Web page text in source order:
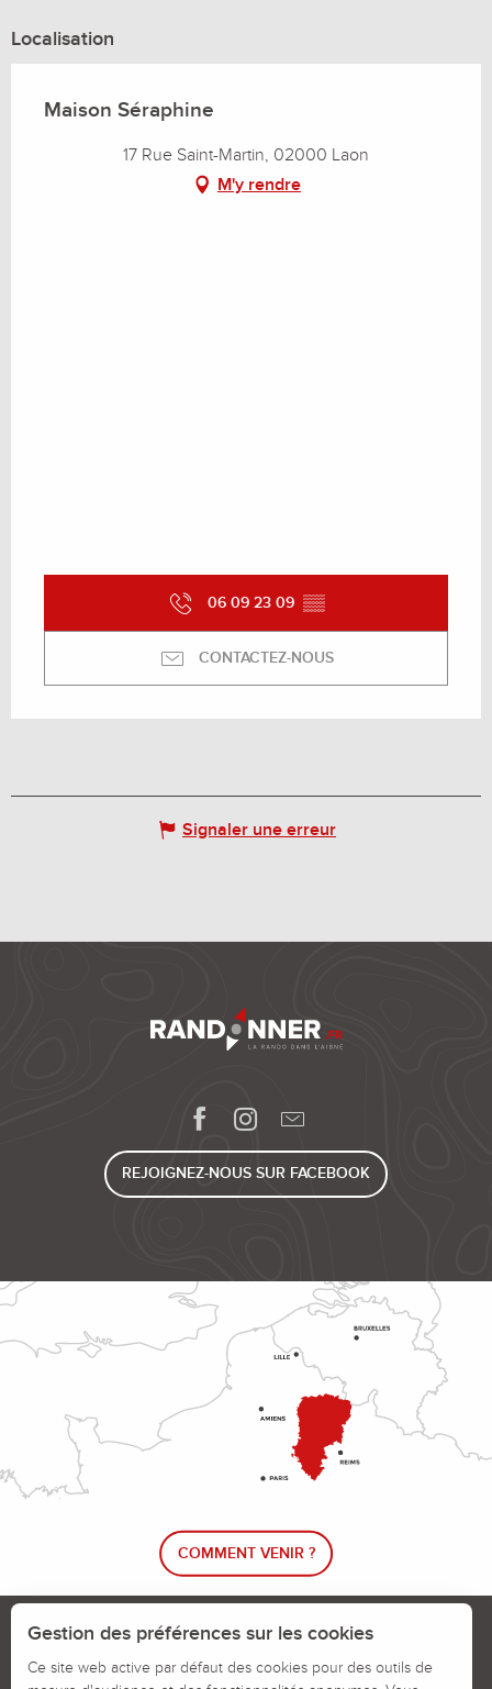
Localisation
Maison Séraphine
17 Rue Saint-Martin, 02000 Laon
M'y rendre
06 09 23 09 ▒▒
CONTACTEZ-NOUS
Signaler une erreur
REJOIGNEZ-NOUS SUR FACEBOOK
COMMENT VENIR ?
Le blog rando !
Calendrier des jours chassés
Gestion des préférences sur les cookies
Ce site web active par défaut des cookies pour des outils de